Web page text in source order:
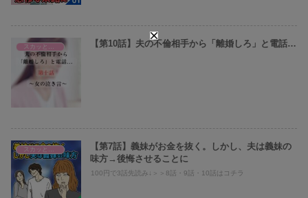
スカッとまとめ 【第10話】夫の不倫相手から「離婚しろ」と電話…
スカッとまとめ
【第7話】義妹がお金を抜く。しかし、夫は義妹の
味方→後悔させることに
100円で3話先読み↓＞＞8話・9話・10話はコチラ